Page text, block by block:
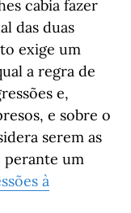
cabia fazer
das duas
exige um
a regra de
e,
e sobre o
serem as
perante um
à